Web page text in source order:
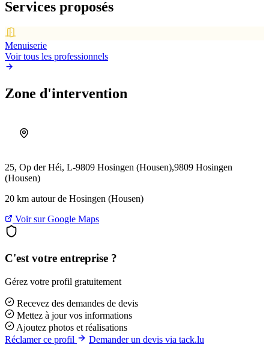
Services proposés
Menuiserie
Voir tous les professionnels
Zone d'intervention
25, Op der Héi, L-9809 Hosingen (Housen),9809 Hosingen
(Housen)
20 km autour de Hosingen (Housen)
Voir sur Google Maps
C'est votre entreprise ?
Gérez votre profil gratuitement
Recevez des demandes de devis
Mettez à jour vos informations
Ajoutez photos et réalisations
Réclamer ce profil
Demander un devis via tack.lu